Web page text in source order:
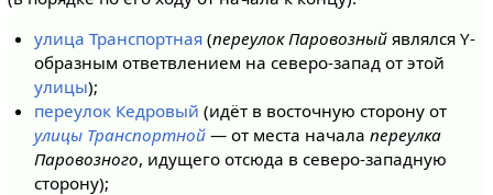
улица Транспортная (переулок Паровозный являлся Y-
образным ответвлением на северо-запад от этой
улицы);
переулок Кедровый (идёт в восточную сторону от
улицы Транспортной — от места началапереулка
Паровозного, идущего отсюда в северо-западную
сторону);